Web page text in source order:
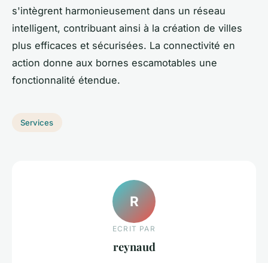
s'intègrent harmonieusement dans un réseau
intelligent, contribuant ainsi à la création de villes
plus efficaces et sécurisées. La connectivité en
action donne aux bornes escamotables une
fonctionnalité étendue.
Services
R
ECRIT PAR
reynaud